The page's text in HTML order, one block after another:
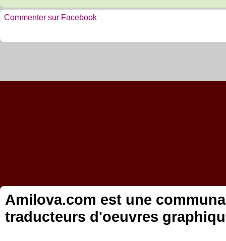
Commenter sur Facebook
Amilova.com est une
traducteurs d'oeuvres